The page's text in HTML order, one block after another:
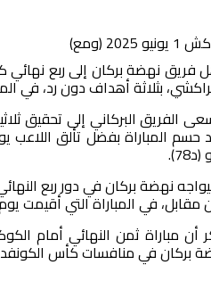
2025 (ومع)
بثلاثة أهداف دون رد، في
الفريق البركاني إلى تحقيق
نهضة بركان في دور ربع
في المباراة التي أقيمت يوم 21 ماي بمدينة
أن مباراة ثمن النهائي أمام
بركان في منافسات كأس